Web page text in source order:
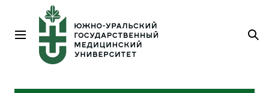
содержанию
Главное меню